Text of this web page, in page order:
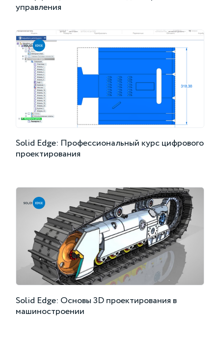
управления
Solid Edge: Профессиональный курс цифрового
проектирования
Solid Edge: Основы 3D проектирования в
машиностроении